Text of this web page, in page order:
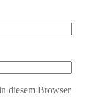
diesem Browser